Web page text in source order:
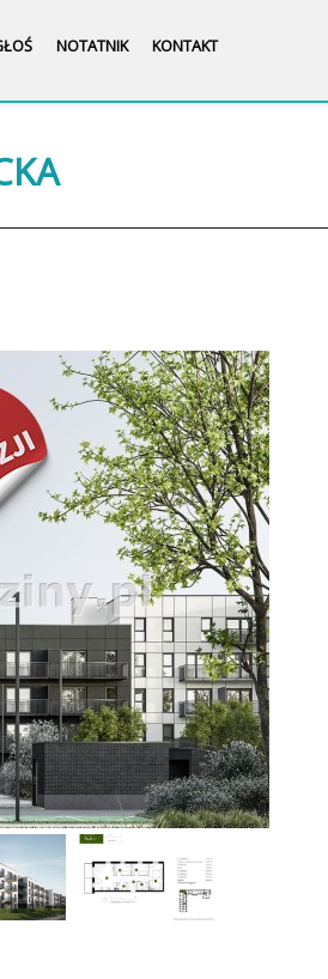
NOTATNIK KONTAKT